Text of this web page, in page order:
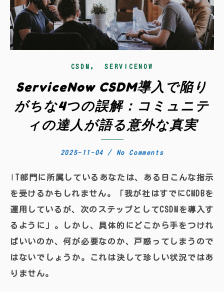
CSDM ,SERVICENOW
ServiceNow CSDM導入で陥り
がちな4つの誤解：コミュニテ
ィの達人が語る意外な真実
2025-11-04 / No Comments
を受けるかもしれません。「我が社はすでにCMDBを
運用しているが、次のステップとしてCSDMを導入す
るように」。しかし、具体的にどこから手をつけれ
ばいいのか、何が必要なのか、戸惑ってしまうので
はないでしょうか。これは決して珍しい状況ではあ
りません。